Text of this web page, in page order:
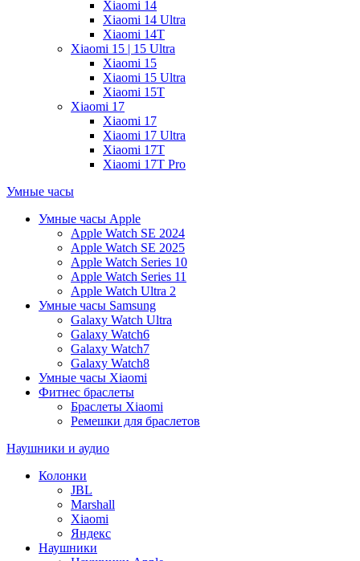
Xiaomi 14
Xiaomi 14 Ultra
Xiaomi 14T
Xiaomi 15 | 15 Ultra
Xiaomi 15
Xiaomi 15 Ultra
Xiaomi 15T
Xiaomi 17
Xiaomi 17
Xiaomi 17 Ultra
Xiaomi 17T
Xiaomi 17T Pro
Умные часы
Умные часы Apple
Apple Watch SE 2024
Apple Watch SE 2025
Apple Watch Series 10
Apple Watch Series 11
Apple Watch Ultra 2
Умные часы Samsung
Galaxy Watch Ultra
Galaxy Watch6
Galaxy Watch7
Galaxy Watch8
Умные часы Xiaomi
Фитнес браслеты
Браслеты Xiaomi
Ремешки для браслетов
Наушники и аудио
Колонки
JBL
Marshall
Xiaomi
Яндекс
Наушники